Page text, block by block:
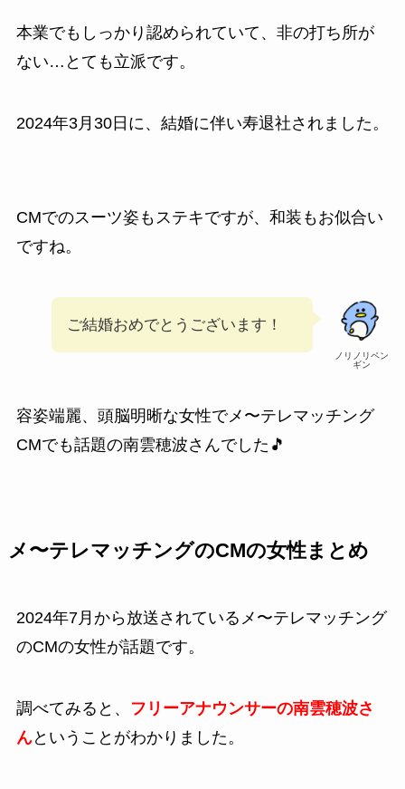
本業でもしっかり認められていて、非の打ち所が
ない…とても立派です。
2024年3月30日に、結婚に伴い寿退社されました。
CMでのスーツ姿もステキですが、和装もお似合い
ですね。
ノリノリペン
ギン
ご結婚おめでとうございます！
容姿端麗、頭脳明晰な女性でメ〜テレマッチング
CMでも話題の南雲穂波さんでした🎵
メ〜テレマッチングのCMの女性まとめ
2024年7月から放送されているメ〜テレマッチング
のCMの女性が話題です。
調べてみると、
フリーアナウンサーの南雲穂波さ
んということがわかりました。